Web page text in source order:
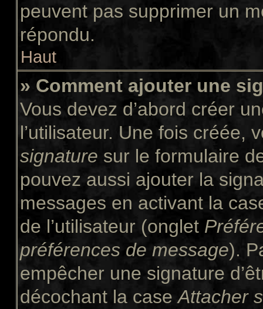
peuvent pas supprimer un
répondu.
Haut
» Comment ajouter une
Vous devez d’abord créer
l’utilisateur. Une fois créée,
signature sur le formulaire
pouvez aussi ajouter la
messages en activant la
de l’utilisateur (onglet
préférences de message).
empêcher une signature
décochant la caseAttacher